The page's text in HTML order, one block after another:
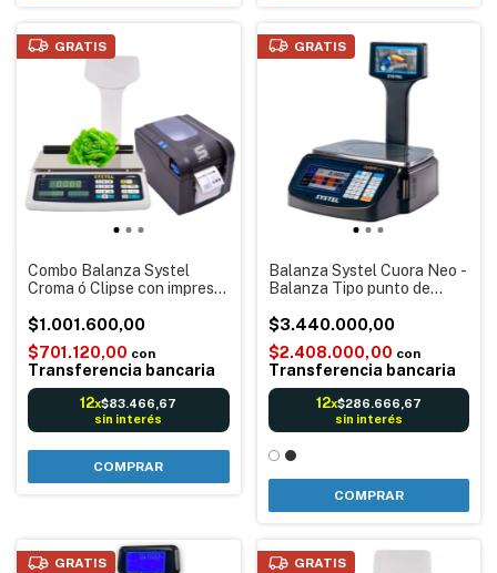
GRATIS
Combo Balanza Systel
Croma ó Clipse con impresor
simil Systel Quo Novo SCH
TEC 370B
$1.001.600,00
$701.120,00 con
Transferencia bancaria
12x$83.466,67
sin interés
COMPRAR
GRATIS
Balanza Systel Cuora Neo -
Balanza Tipo punto de
y etiquetas autoadhesivas -
Pantalla táctil Publicidades
$3.440.000,00
$2.408.000,00 con
Transferencia bancaria
12x$286.666,67
sin interés
COMPRAR
GRATIS GRATIS